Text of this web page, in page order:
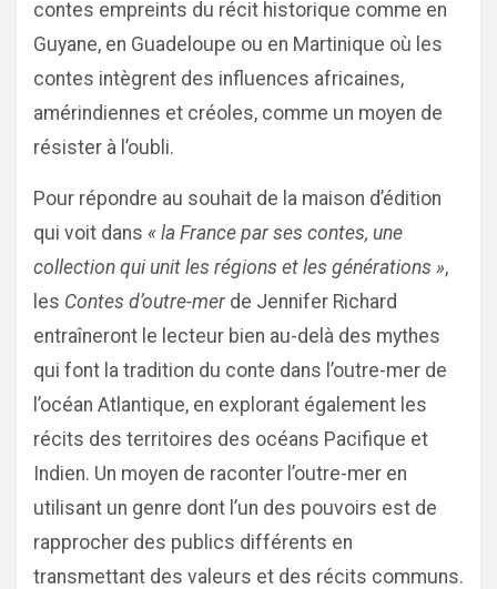
contes empreints du récit historique comme en
Guyane, en Guadeloupe ou en Martinique où les
contes intègrent des influences africaines,
amérindiennes et créoles, comme un moyen de
résister à l’oubli.
Pour répondre au souhait de la maison d’édition
qui voit dans « la France par ses contes, une
collection qui unit les régions et les générations »,
les Contes d’outre-mer de Jennifer Richard
entraîneront le lecteur bien au-delà des mythes
qui font la tradition du conte dans l’outre-mer de
l’océan Atlantique, en explorant également les
récits des territoires des océans Pacifique et
Indien. Un moyen de raconter l’outre-mer en
utilisant un genre dont l’un des pouvoirs est de
rapprocher des publics différents en
transmettant des valeurs et des récits communs.